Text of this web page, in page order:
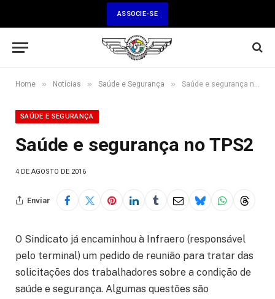
ASSOCIE-SE
Home » Notícias » Saúde e Segurança » Saúde e segurança no TPS2
SAÚDE E SEGURANÇA
Saúde e segurança no TPS2
4 DE AGOSTO DE 2016
Enviar
O Sindicato já encaminhou à Infraero (responsável
pelo terminal) um pedido de reunião para tratar das
solicitações dos trabalhadores sobre a condição de
saúde e segurança. Algumas questões são